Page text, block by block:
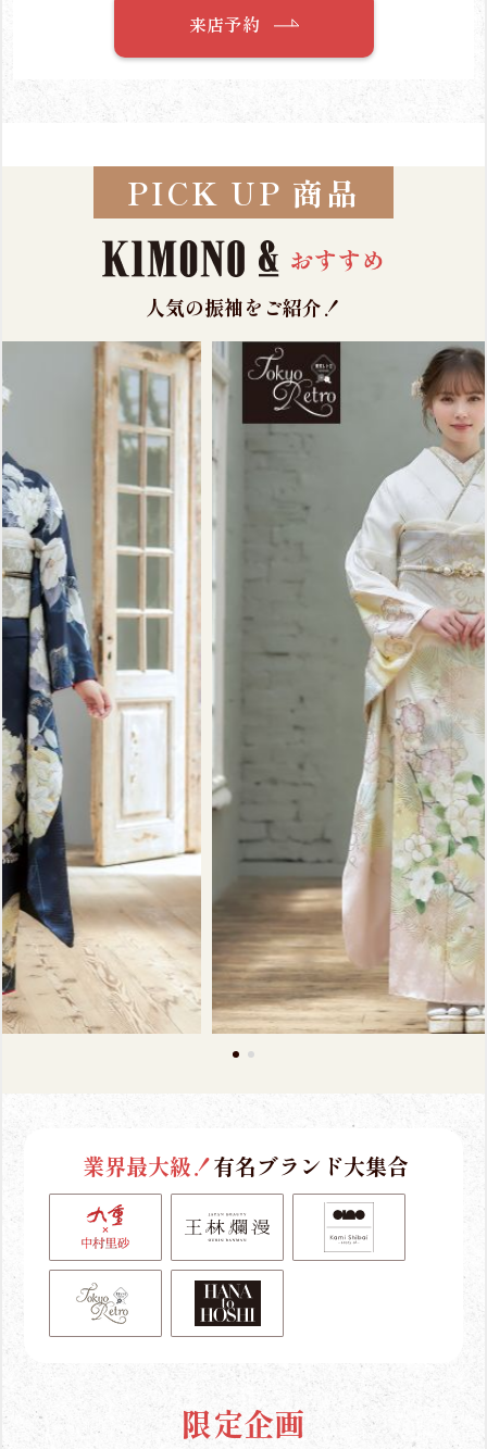
来店予約
PICK UP 商品
人気の振袖をご紹介！
業界最大級！有名ブランド大集合
限定企画